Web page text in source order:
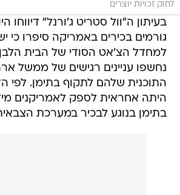
לחוק זכויות יוצרים
בעיתון ה"וול סטריט ג'ורנל" דיווחו
גורמים בכירים באמריקה סיפרו כי
למחדל הצ'אט הסודי של הבית
נחשפו עניינים רגישים של ממשל
התוכנית שלהם לתקוף בתימן. לפי
היתה אחראית לספק לאמריקנים
בתימן בנוגע לבכיר במערכת